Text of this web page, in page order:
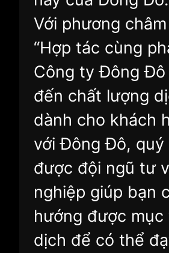
Với phương
“Hợp tác cùng
Công ty Đông Đô
đến chất lượng
dành cho khách
với Đông Đô, quý
được đội ngũ tư
nghiệp giúp bạn
hướng được mục
dịch để có thể